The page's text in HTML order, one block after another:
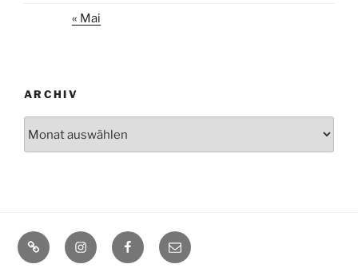
« Mai
ARCHIV
Home InstagramFacebookMail